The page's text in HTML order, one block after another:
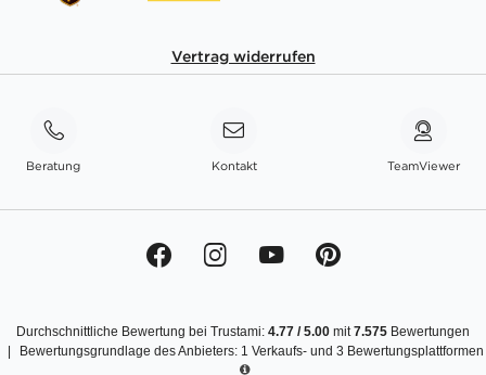
Vertrag widerrufen
Beratung Kontakt TeamViewer
Durchschnittliche Bewertung bei Trustami: 4.77 /5.00 mit7.575 Bewertungen
Bewertungsgrundlage des Anbieters: 1 Verkaufs- und 3 Bewertungsplattformen